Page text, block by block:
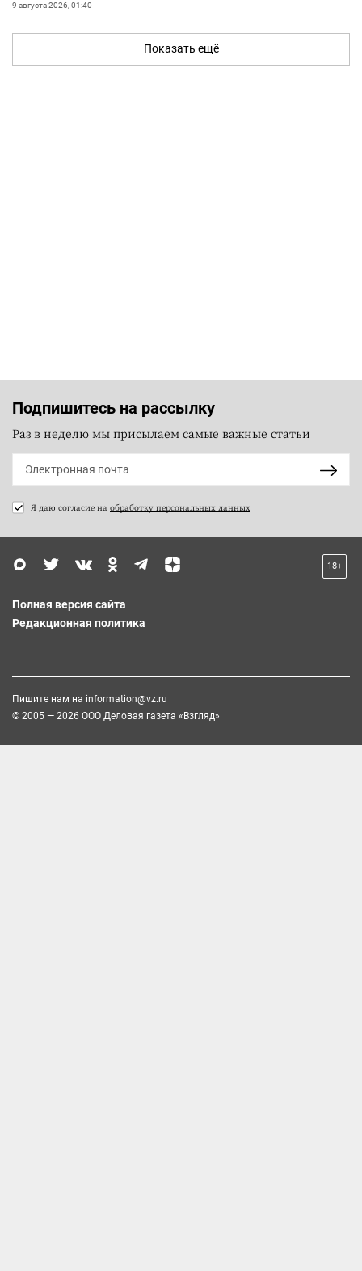
9 августа 2026, 01:40
Показать ещё
Подпишитесь на рассылку
Раз в неделю мы присылаем самые важные статьи
Я даю согласие на обработку персональных данных
18+
Полная версия сайта
Редакционная политика
Пишите нам на information@vz.ru
© 2005 — 2026 ООО Деловая газета «Взгляд»